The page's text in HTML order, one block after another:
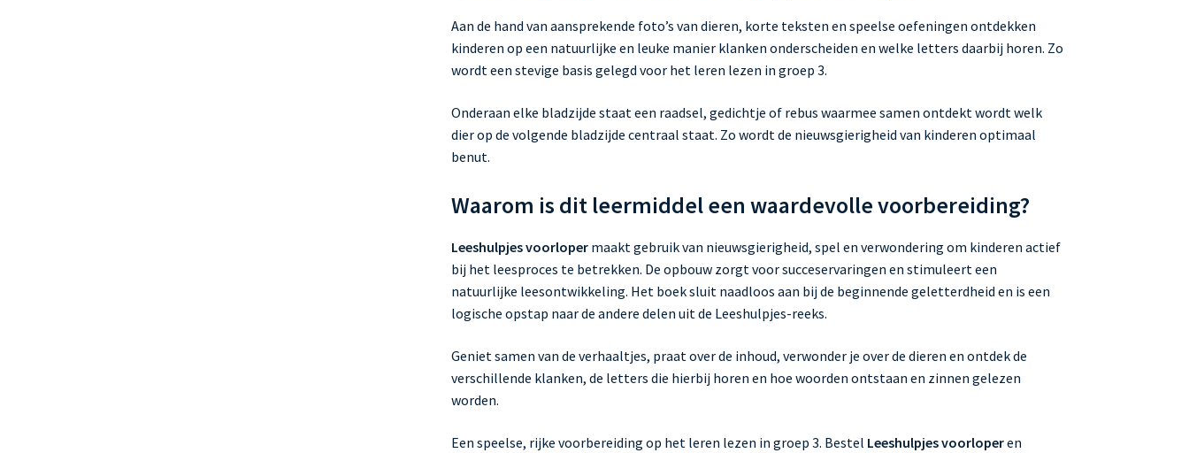
Aan de hand van aansprekende foto’s van dieren, korte teksten en speelse oefeningen ontdekken
kinderen op een natuurlijke en leuke manier klanken onderscheiden en welke letters daarbij horen. Zo
wordt een stevige basis gelegd voor het leren lezen in groep 3.
Onderaan elke bladzijde staat een raadsel, gedichtje of rebus waarmee samen ontdekt wordt welk
dier op de volgende bladzijde centraal staat. Zo wordt de nieuwsgierigheid van kinderen optimaal
benut.
Waarom is dit leermiddel een waardevolle voorbereiding?
Leeshulpjes voorloper maakt gebruik van nieuwsgierigheid, spel en verwondering om kinderen actief
bij het leesproces te betrekken. De opbouw zorgt voor succeservaringen en stimuleert een
natuurlijke leesontwikkeling. Het boek sluit naadloos aan bij de beginnende geletterdheid en is een
logische opstap naar de andere delen uit de Leeshulpjes-reeks.
Geniet samen van de verhaaltjes, praat over de inhoud, verwonder je over de dieren en ontdek de
verschillende klanken, de letters die hierbij horen en hoe woorden ontstaan en zinnen gelezen
worden.
Een speelse, rijke voorbereiding op het leren lezen in groep 3. Bestel Leeshulpjes voorloperen